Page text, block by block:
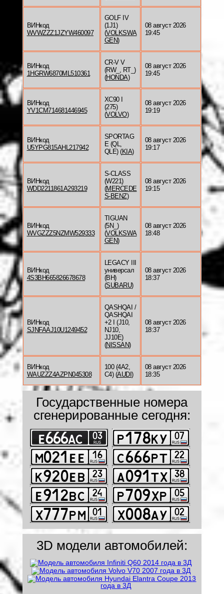
ВИНкод
WVWZZZ1JZYW460097
GOLF IV
(1J1)
(VOLKSWA
GEN)
08 август 2026
19:45
ВИНкод
1HGRW6870ML510361
CR-V V
(RW_, RT_)
(HONDA)
08 август 2026
19:45
ВИНкод
YV1CM714681446945
XC90 I
(275)
(VOLVO)
08 август 2026
19:19
ВИНкод
U5YPG815AHL217942
SPORTAG
E (QL,
QLE) (KIA)
08 август 2026
19:17
ВИНкод
WDD2211861A293219
S-CLASS
(W221)
(MERCEDE
S-BENZ)
08 август 2026
19:15
ВИНкод
WVGZZZ5NZMW529333
TIGUAN
(5N_)
(VOLKSWA
GEN)
08 август 2026
18:48
ВИНкод
4S3BH665826678678
LEGACY III
универсал
(BH)
(SUBARU)
08 август 2026
18:37
ВИНкод
SJNFAAJ10U1249452
QASHQAI /
QASHQAI
+2 I (J10,
NJ10,
JJ10E)
(NISSAN)
08 август 2026
18:37
ВИНкод
WAUZZZ4AZPN045308
100 (4A2,
C4) (AUDI )
08 август 2026
18:35
Государственные номера
сгенерированные сегодня:
3D модели автомобилей: